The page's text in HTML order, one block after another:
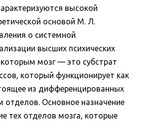
высокой
основой М. Л.
о системной
высших психических
мозг — это субстрат
который функционирует как
из дифференцированных
отделов. Основное назначение
тех отделов мозга, которые